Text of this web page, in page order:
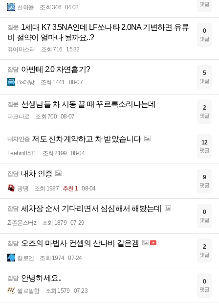
찬하율 조회 346 04:02 댓글
질문 1세대 K7 3.5NA인데 LF쏘나타 2.0NA 기변하면 유류
비 절약이 얼마나 될까요..?
퓨어마스터 조회 716 15:32
0
댓글
잡담 아반테 2.0 자연흡기?
Bs대방 조회 1441 08-07
5
댓글
질문 선생님들 차 시동 끌 때 꾸르륵소리나는데
다크나로 조회 700 08-07
2
댓글
내차인증 저도 신차계약하고 차 받았습니다
Leehm0531 조회 2199 08-04
12
댓글
잡담 내차 인증
광땡 조회 1987 추천 1 08-04
9
댓글
잡담 세차장 순서 기다리면서 심심해서 해봤는데
Zl존몬스터z 조회 1879 07-29
0
댓글
잡담 오즈의 마법사 컨셉의 산나비 같은겜
칼로엔 조회 1974 07-24
2
댓글
잡담 안녕하세요..
짤로말함 조회 1579 07-23
0
댓글